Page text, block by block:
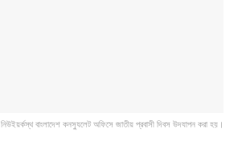
নিউইয়র্কস্থ বাংলাদেশ কনস্যুলেট অফিসে জাতীয় প্রবাসী দিবস উদযাপন করা হয়।